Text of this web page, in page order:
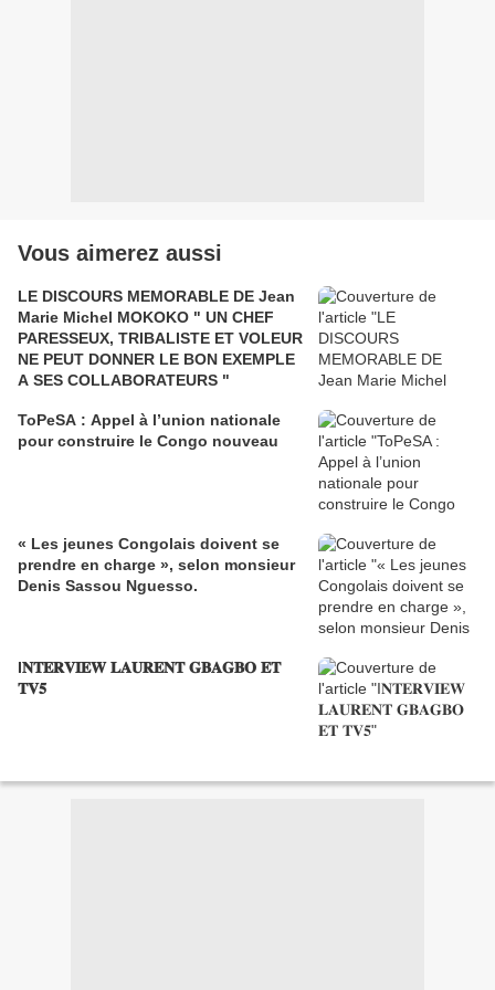
Vous aimerez aussi
LE DISCOURS MEMORABLE DE Jean
Marie Michel MOKOKO " UN CHEF
PARESSEUX, TRIBALISTE ET VOLEUR
NE PEUT DONNER LE BON EXEMPLE
A SES COLLABORATEURS "
ToPeSA : Appel à l’union nationale
pour construire le Congo nouveau
« Les jeunes Congolais doivent se
prendre en charge », selon monsieur
Denis Sassou Nguesso.
I𝐍𝐓𝐄𝐑𝐕𝐈𝐄𝐖 𝐋𝐀𝐔𝐑𝐄𝐍𝐓 𝐆𝐁𝐀𝐆𝐁𝐎 𝐄𝐓
𝐓𝐕𝟓